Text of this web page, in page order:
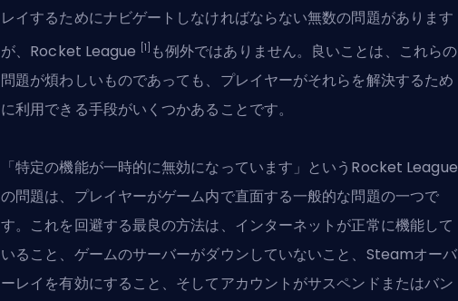
レイするためにナビゲートしなければならない無数の問題があります
が、Rocket League
[1] も例外ではありません。良いことは、これらの
問題が煩わしいものであっても、プレイヤーがそれらを解決するため
に利用できる手段がいくつかあることです。
「特定の機能が一時的に無効になっています」というRocket League
の問題は、プレイヤーがゲーム内で直面する一般的な問題の一つで
す。これを回避する最良の方法は、インターネットが正常に機能して
いること、ゲームのサーバーがダウンしていないこと、Steamオーバ
ーレイを有効にすること、そしてアカウントがサスペンドまたはバン